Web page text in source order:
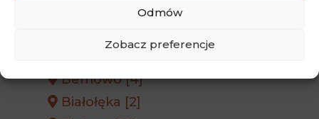
Odmów
Zobacz preferencje
Domy Pogrzebowe Warszawa
Bemowo [4]
Białołęka [2]